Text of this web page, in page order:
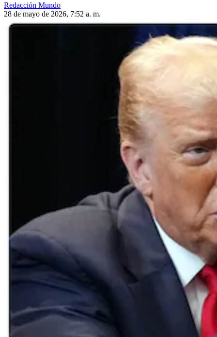
Redacción Mundo
28 de mayo de 2026, 7:52 a. m.